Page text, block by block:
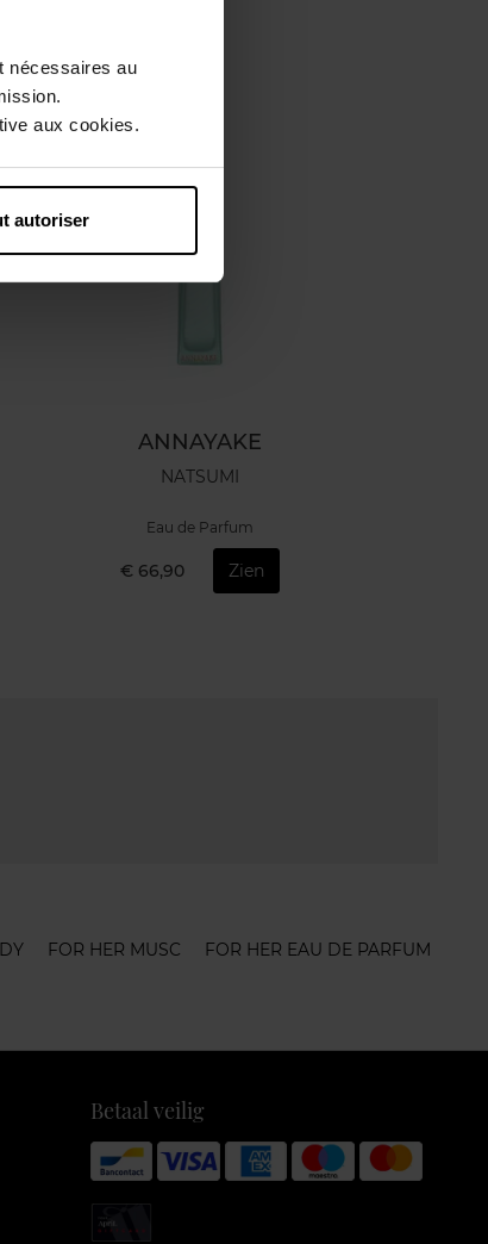
nécessaires au
aux cookies.
autoriser
ANNAYAKE
NATSUMI
Eau de Parfum
€ 66,90 Zien
FOR HER MUSC
FOR HER EAU DE PARFUM
Betaal veilig